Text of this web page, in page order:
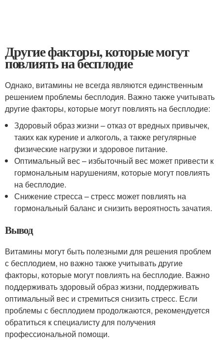
Другие факторы, которые могут
повлиять на бесплодие
Однако, витамины не всегда являются единственным
решением проблемы бесплодия. Важно также учитывать
другие факторы, которые могут повлиять на бесплодие:
Здоровый образ жизни – отказ от вредных привычек,
таких как курение и алкоголь, а также регулярные
физические нагрузки и здоровое питание.
Оптимальный вес – избыточный вес может привести к
гормональным нарушениям, которые могут повлиять
на бесплодие.
Снижение стресса – стресс может повлиять на
гормональный баланс и снизить вероятность зачатия.
Вывод
Витамины могут быть полезными для решения проблем
с бесплодием, но важно также учитывать другие
факторы, которые могут повлиять на бесплодие. Важно
поддерживать здоровый образ жизни, поддерживать
оптимальный вес и стремиться снизить стресс. Если
проблемы с бесплодием продолжаются, рекомендуется
обратиться к специалисту для получения
профессиональной помощи.